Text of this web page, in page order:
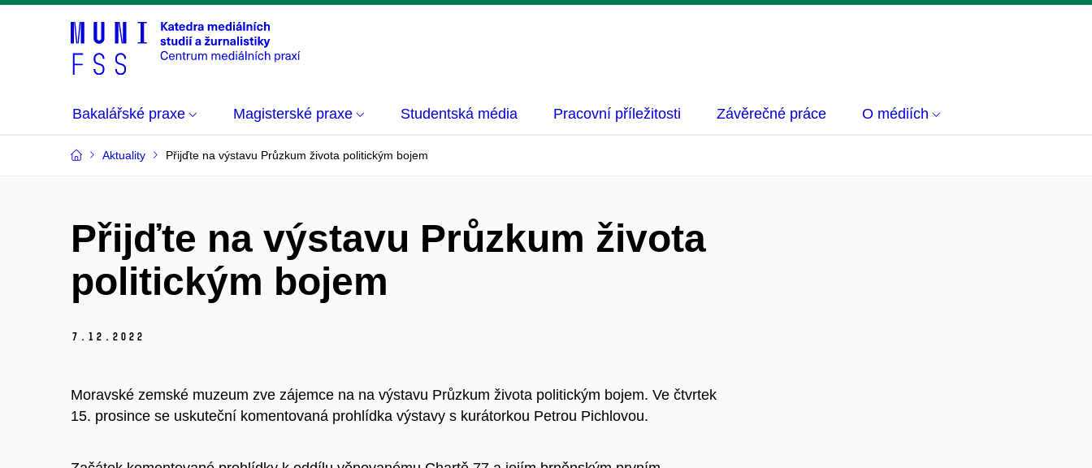
Bakalářské praxe Magisterské praxe Studentská média Pracovní příležitosti Závěrečné práce O médiích
Aktuality Přijďte na výstavu Průzkum života politickým bojem
Přijďte na výstavu Průzkum života
politickým bojem
7. 12. 2022
Moravské zemské muzeum zve zájemce na na výstavu Průzkum života politickým bojem. Ve čtvrtek
15. prosince se uskuteční komentovaná prohlídka výstavy s kurátorkou Petrou Pichlovou.